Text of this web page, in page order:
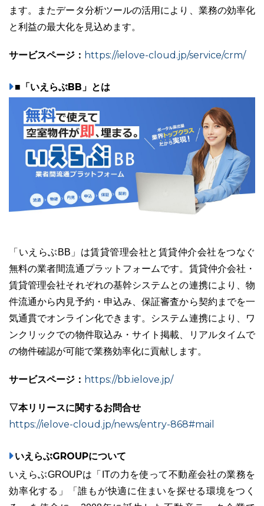
ます。またデータ分析ツールの活用により、業務の効率化
と利益の最大化を見込めます。
サービスページ： https://ielove-cloud.jp/service/crm/
■「いえらぶBB」とは
「いえらぶBB」は賃貸管理会社と賃貸仲介会社をつなぐ
無料の業者間流通プラットフォームです。賃貸仲介会社・
賃貸管理会社それぞれの基幹システムとの連携により、物
件流通から内見予約・申込み、保証審査から契約までを一
気通貫でオンライン化できます。システム連携により、ワ
ンクリックでの物件取込み・サイト掲載、リアルタイムで
の物件確認が可能で業務効率化に貢献します。
サービスページ： https://bb.ielove.jp/
▽本リリースに関するお問合せ
https://ielove-cloud.jp/news/entry-868#mail
いえらぶGROUPについて
いえらぶGROUPは「ITの力を使って不動産会社の業務を
効率化する」「誰もが快適に住まいを探せる環境をつく